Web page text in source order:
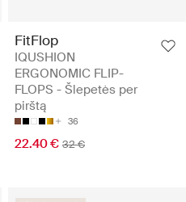
FitFlop
IQUSHION
ERGONOMIC FLIP-
FLOPS - Šlepetės per
pirštą
36
22.40 € 32 €